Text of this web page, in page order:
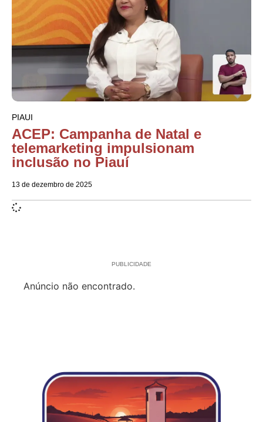
PIAUI
ACEP: Campanha de Natal e
telemarketing impulsionam
inclusão no Piauí
13 de dezembro de 2025
PUBLICIDADE
Anúncio não encontrado.